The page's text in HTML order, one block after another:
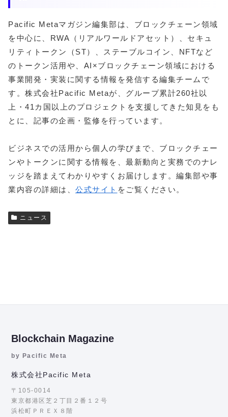
Pacific Metaマガジン編集部は、ブロックチェーン領域
を中心に、RWA（リアルワールドアセット）、セキュ
リティトークン（ST）、ステーブルコイン、NFTなど
のトークン活用や、AI×ブロックチェーン領域における
事業開発・実装に関する情報を発信する編集チームで
す。株式会社Pacific Metaが、グループ累計260社以
上・41カ国以上のプロジェクトを支援してきた知見をも
とに、記事の企画・監修を行っています。
ビジネスでの活用から個人の学びまで、ブロックチェー
ンやトークンに関する情報を、最新動向と実務でのナレ
ッジを踏まえてわかりやすくお届けします。編集部や事
業内容の詳細は、 公式サイト をご覧ください。
ニュース
Blockchain Magazine
by Pacific Meta
株式会社Pacific Meta
〒105-0014
東京都港区芝２丁目２番１２号
浜松町ＰＲＥＸ８階